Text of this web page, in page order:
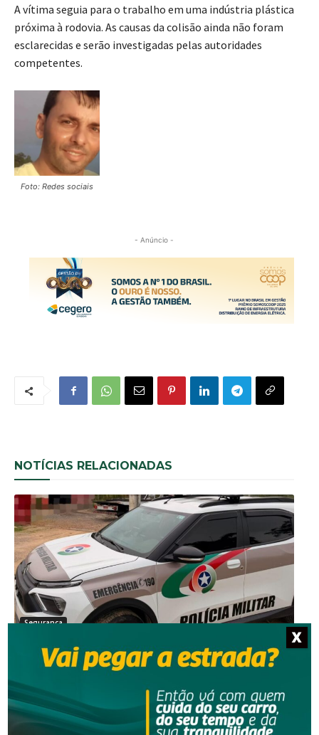
A vítima seguia para o trabalho em uma indústria plástica
próxima à rodovia. As causas da colisão ainda não foram
esclarecidas e serão investigadas pelas autoridades
competentes.
Foto: Redes sociais
- Anúncio -
NOTÍCIAS RELACIONADAS
Segurança
Operação da PM desarticula desmanche
clandestino de carro em SC
X